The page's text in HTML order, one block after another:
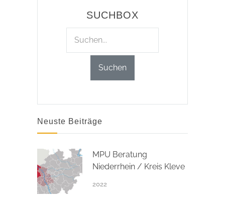
SUCHBOX
Neuste Beiträge
MPU Beratung
Niederrhein / Kreis Kleve
2022